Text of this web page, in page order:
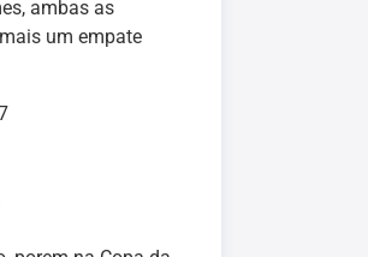
ambas as
um empate